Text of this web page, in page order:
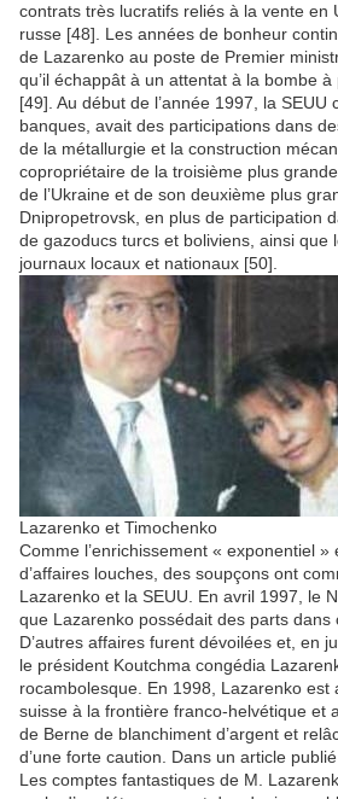
contrats très lucratifs reliés à la vente en
russe [48]. Les années de bonheur
de Lazarenko au poste de Premier
qu’il échappât à un attentat à la bombe
[49]. Au début de l’année 1997, la SEUU
banques, avait des participations dans
de la métallurgie et la construction
copropriétaire de la troisième plus
de l’Ukraine et de son deuxième plus
Dnipropetrovsk, en plus de participation
de gazoducs turcs et boliviens, ainsi que
journaux locaux et nationaux [50].
Lazarenko et Timochenko
Comme l’enrichissement « exponentiel
d’affaires louches, des soupçons ont
Lazarenko et la SEUU. En avril 1997, le
que Lazarenko possédait des parts dans
D’autres affaires furent dévoilées et, en
le président Koutchma congédia
rocambolesque. En 1998, Lazarenko est
suisse à la frontière franco-helvétique et
de Berne de blanchiment d’argent et
d’une forte caution. Dans un article
Les comptes fantastiques de M.